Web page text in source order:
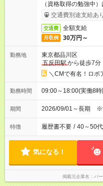
（資格取得の勉強中
交通費別途支給あり
交通費 全額支給
月収例 30万円～
勤務地
東京都品川区
五反田駅から徒歩7分
＼CMで有名！ロボ
勤務時間 09:00～18:00(実働8
期間 2026/09/01～長期
特徴 履歴書不要 / 40～50
気になる！
掲載元企業名 パ